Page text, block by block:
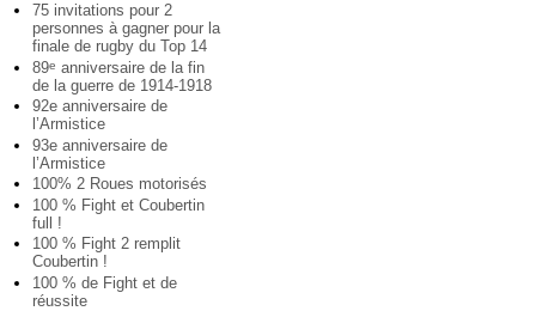
75 invitations pour 2
personnes à gagner pour la
finale de rugby du Top 14
89e anniversaire de la fin
de la guerre de 1914-1918
92e anniversaire de
l’Armistice
93e anniversaire de
l’Armistice
100% 2 Roues motorisés
100 % Fight et Coubertin
full !
100 % Fight 2 remplit
Coubertin !
100 % de Fight et de
réussite